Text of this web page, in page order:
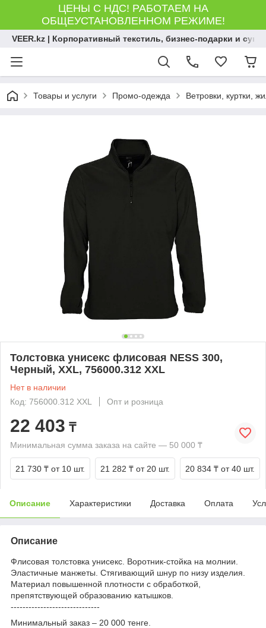
ЦЕНЫ С НДС! РАБОТАЕМ НА
ОБЩЕУСТАНОВЛЕННОМ РЕЖИМЕ!
VEER.kz | Корпоративный текстиль, бизнес-подарки и
Товары и услуги Промо-одежда Ветровки, куртки,
Толстовка унисекс флисовая NESS 300,
Черный, XXL, 756000.312 XXL
Нет в наличии
Код: 756000.312 XXL
Опт и розница
22 403 ₸
Минимальная сумма заказа на сайте — 50 000 ₸
21 730 ₸ от 10 шт. 21 282 ₸ от 20 шт. 20 834 ₸ от 40 шт.
Описание Характеристики Доставка Оплата
Описание
Флисовая толстовка унисекс. Воротник-стойка на молнии.
Эластичные манжеты. Стягивающий шнур по низу изделия.
Материал повышенной плотности с обработкой,
препятствующей образованию катышков.
------------------------------
Минимальный заказ – 20 000 тенге.